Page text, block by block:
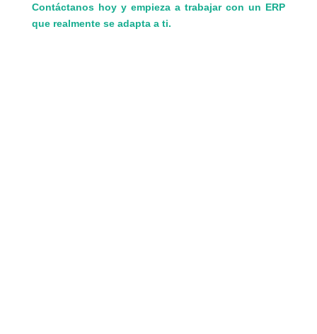
Contáctanos hoy y empieza a trabajar con un ERP
que realmente se adapta a ti.